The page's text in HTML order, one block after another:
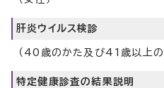
肝炎ウイルス検診
（40歳のかた及び41歳以上の
特定健康診査の結果説明